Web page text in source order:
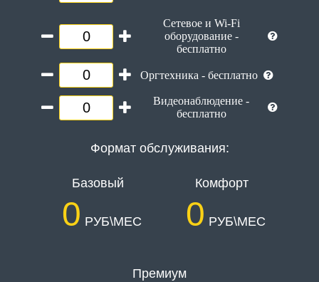
Сетевое и Wi-Fi
оборудование -
бесплатно
Оргтехника - бесплатно
Видеонаблюдение -
бесплатно
Формат обслуживания:
Базовый
0 РУБ\МЕС
Комфорт
0 РУБ\МЕС
Премиум